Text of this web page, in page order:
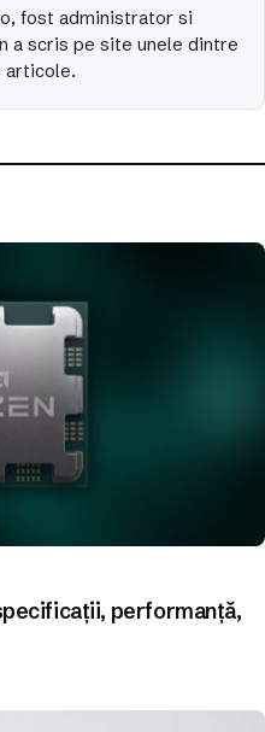
fost administrator si
a scris pe site unele dintre
articole.
performanță,